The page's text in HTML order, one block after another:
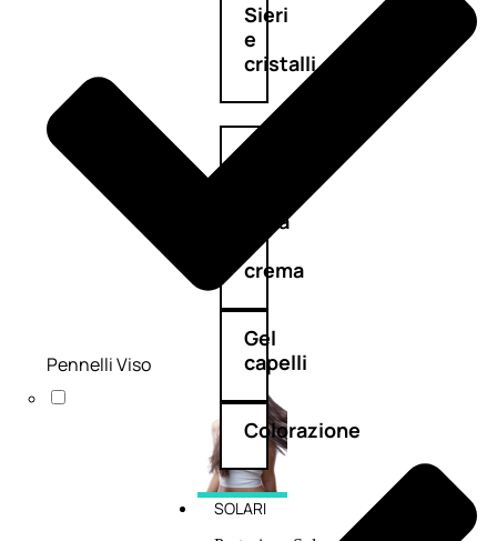
Sieri
e
cristalli
Cera
e
crema
Gel
capelli
Colorazione
SOLARI
Pennelli Viso